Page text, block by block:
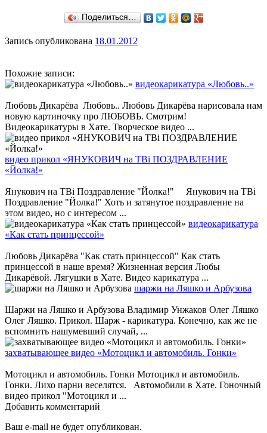
Поделиться…
Запись опубликована 18.01.2012
Похожие записи:
видеокарикатура «Любовь..»
Любовь Дикарёва Любовь.. Любовь Дикарёва нарисовала нам
новую картиночку про ЛЮБОВЬ. Смотрим!
Видеокарикатуры в Хате. Творческое видео ...
видео прикол «ЯНУКОВИЧ на ТВі ПОЗДРАВЛЕНИЕ
«Йолка!»
Янукович на ТВі Поздравление "Йолка!" Янукович на ТВі
Поздравление "Йолка!" Хоть и затянутое поздравление на
этом видео, но с интересом ...
видеокарикатура
«Как стать принцессой»
Любовь Дикарёва "Как стать принцессой" Как стать
принцессой в наше время? Жизненная версия Любы
Дикарёвой. Лягушки в Хате. Видео карикатура ...
шаржи на Ляшко и Арбузова
Шаржи на Ляшко и Арбузова Владимир Унжаков Олег Ляшко
Олег Ляшко. Прикол. Шарж - карикатура. Конечно, как же не
вспомнить нашумевший случай, ...
захватывающее видео «Мотоцикл и автомобиль. Гонки»
Мотоцикл и автомобиль. Гонки Мотоцикл и автомобиль.
Гонки. Лихо парни веселятся. Автомобили в Хате. Гоночный
видео прикол "Мотоцикл и ...
Добавить комментарий
Ваш e-mail не будет опубликован.